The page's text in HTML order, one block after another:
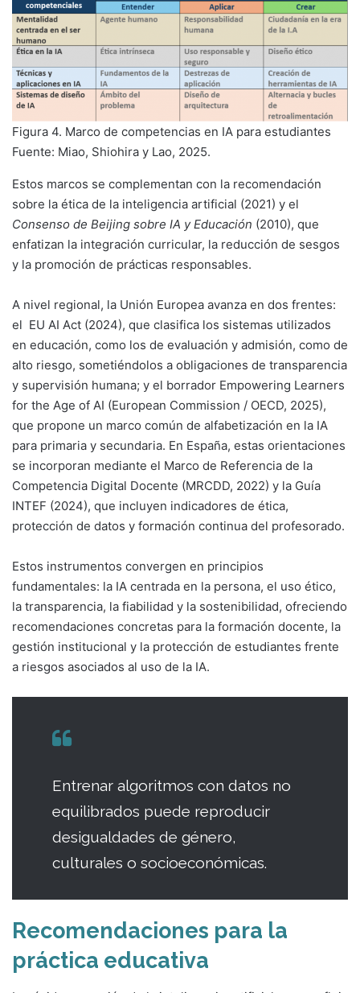
Figura 4. Marco de competencias en IA para estudiantes
Fuente: Miao, Shiohira y Lao, 2025.
Estos marcos se complementan con la recomendación
sobre la ética de la inteligencia artificial (2021) y el
Consenso de Beijing sobre IA y Educación (2010), que
enfatizan la integración curricular, la reducción de sesgos
y la promoción de prácticas responsables.
A nivel regional, la Unión Europea avanza en dos frentes:
el EU AI Act (2024), que clasifica los sistemas utilizados
en educación, como los de evaluación y admisión, como de
alto riesgo, sometiéndolos a obligaciones de transparencia
y supervisión humana; y el borrador Empowering Learners
for the Age of AI (European Commission / OECD, 2025),
que propone un marco común de alfabetización en la IA
para primaria y secundaria. En España, estas orientaciones
se incorporan mediante el Marco de Referencia de la
Competencia Digital Docente (MRCDD, 2022) y la Guía
INTEF (2024), que incluyen indicadores de ética,
protección de datos y formación continua del profesorado.
Estos instrumentos convergen en principios
fundamentales: la IA centrada en la persona, el uso ético,
la transparencia, la fiabilidad y la sostenibilidad, ofreciendo
recomendaciones concretas para la formación docente, la
gestión institucional y la protección de estudiantes frente
a riesgos asociados al uso de la IA.
Entrenar algoritmos con datos no
equilibrados puede reproducir
desigualdades de género,
culturales o socioeconómicas.
Recomendaciones para la
práctica educativa